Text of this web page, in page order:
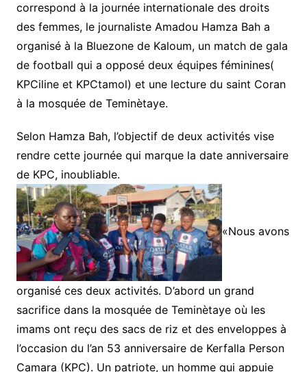
correspond à la journée internationale des droits
des femmes, le journaliste Amadou Hamza Bah a
organisé à la Bluezone de Kaloum, un match de gala
de football qui a opposé deux équipes féminines(
KPCiline et KPCtamol) et une lecture du saint Coran
à la mosquée de Teminètaye.
Selon Hamza Bah, l’objectif de deux activités vise
rendre cette journée qui marque la date anniversaire
de KPC, inoubliable.
«Nous avons
organisé ces deux activités. D’abord un grand
sacrifice dans la mosquée de Teminètaye où les
imams ont reçu des sacs de riz et des enveloppes à
l’occasion du l’an 53 anniversaire de Kerfalla Person
Camara (KPC). Un patriote, un homme qui appuie